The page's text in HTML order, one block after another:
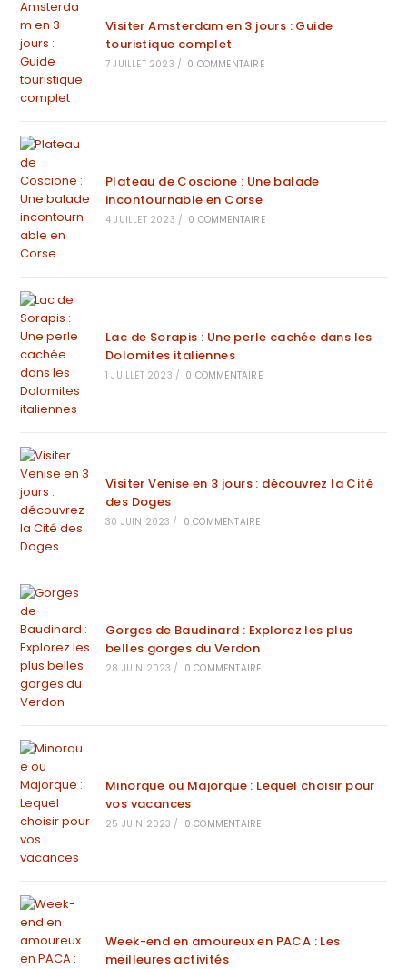
Visiter Amsterdam en 3 jours : Guide
touristique complet
7 JUILLET 2023 / 0 COMMENTAIRE
Plateau de Coscione : Une balade
incontournable en Corse
4 JUILLET 2023 / 0 COMMENTAIRE
Lac de Sorapis : Une perle cachée dans les
Dolomites italiennes
1 JUILLET 2023 / 0 COMMENTAIRE
Visiter Venise en 3 jours : découvrez la Cité
des Doges
30 JUIN 2023 / 0 COMMENTAIRE
Gorges de Baudinard : Explorez les plus
belles gorges du Verdon
28 JUIN 2023 / 0 COMMENTAIRE
Minorque ou Majorque : Lequel choisir pour
vos vacances
25 JUIN 2023 / 0 COMMENTAIRE
Week-end en amoureux en PACA : Les
meilleures activités